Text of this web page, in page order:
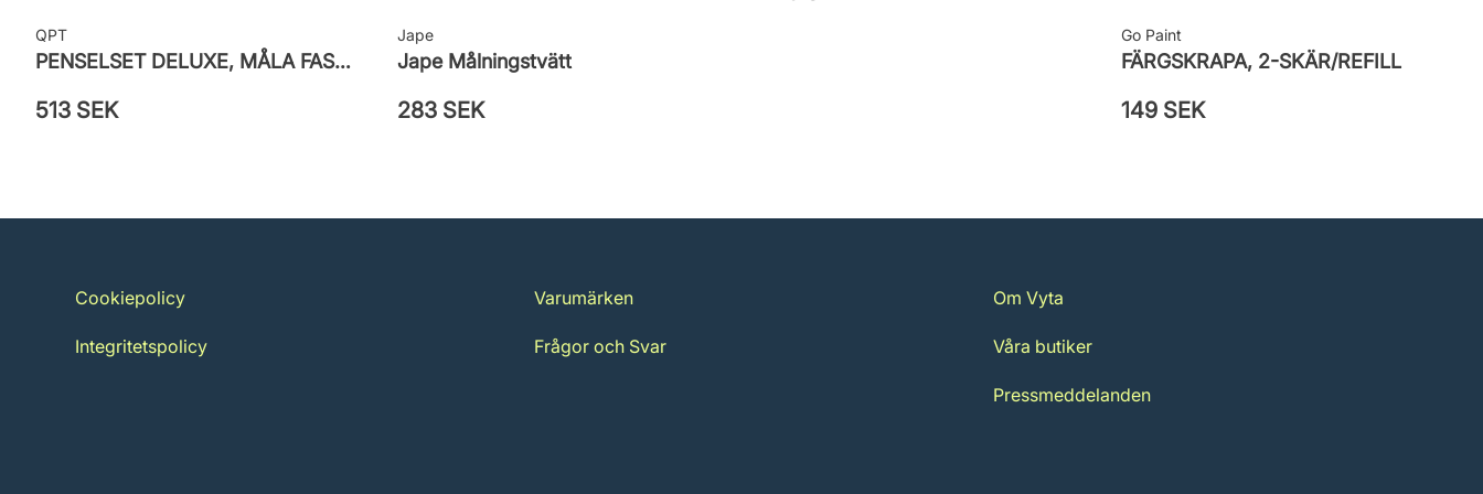
QPT
PENSELSET DELUXE, MÅLA FASAD, ALLA YTOR
513 SEK
Jape
Jape Målningstvätt
283 SEK
Go Paint
FÄRGSKRAPA, 2-SKÄR/REFILL
149 SEK
Cookiepolicy
Integritetspolicy
Varumärken
Frågor och Svar
Om Vyta
Våra butiker
Pressmeddelanden